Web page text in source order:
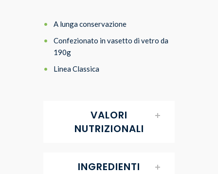
A lunga conservazione
Confezionato in vasetto di vetro da
190g
Linea Classica
VALORI
NUTRIZIONALI
INGREDIENTI